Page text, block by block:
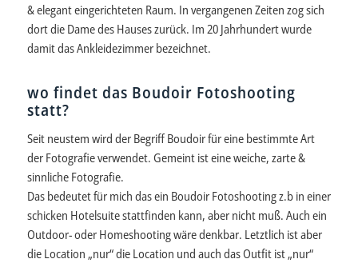
& elegant eingerichteten Raum. In vergangenen Zeiten zog sich
dort die Dame des Hauses zurück. Im 20 Jahrhundert wurde
damit das Ankleidezimmer bezeichnet.
wo findet das Boudoir Fotoshooting
statt?
Seit neustem wird der Begriff Boudoir für eine bestimmte Art
der Fotografie verwendet. Gemeint ist eine weiche, zarte &
sinnliche Fotografie.
Das bedeutet für mich das ein Boudoir Fotoshooting z.b in einer
schicken Hotelsuite stattfinden kann, aber nicht muß. Auch ein
Outdoor- oder Homeshooting wäre denkbar. Letztlich ist aber
die Location „nur“ die Location und auch das Outfit ist „nur“